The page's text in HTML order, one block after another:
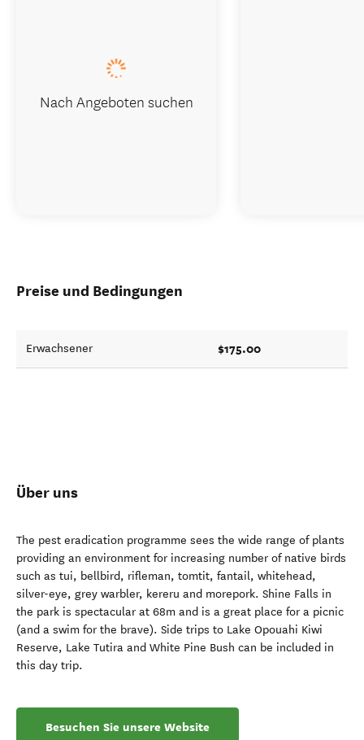
Preise und Bedingungen
Erwachsener $175.00
Über uns
The pest eradication programme sees the wide range of plants
providing an environment for increasing number of native birds
such as tui, bellbird, rifleman, tomtit, fantail, whitehead,
silver-eye, grey warbler, kereru and morepork. Shine Falls in
the park is spectacular at 68m and is a great place for a picnic
(and a swim for the brave). Side trips to Lake Opouahi Kiwi
Reserve, Lake Tutira and White Pine Bush can be included in
this day trip.
Besuchen Sie unsere Website
Nach Angeboten suchen